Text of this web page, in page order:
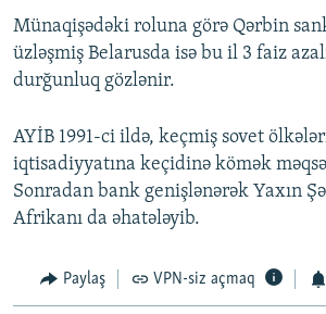
Münaqişədəki roluna görə Qərbin
üzləşmiş Belarusda isə bu il 3 faiz
durğunluq gözlənir.
AYİB 1991-ci ildə, keçmiş sovet
iqtisadiyyatına keçidinə kömək
Sonradan bank genişlənərək Yaxın
Afrikanı da əhatələyib.
Paylaş VPN-siz açmaq